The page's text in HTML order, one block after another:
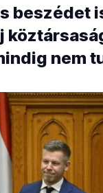
beszédet
nem